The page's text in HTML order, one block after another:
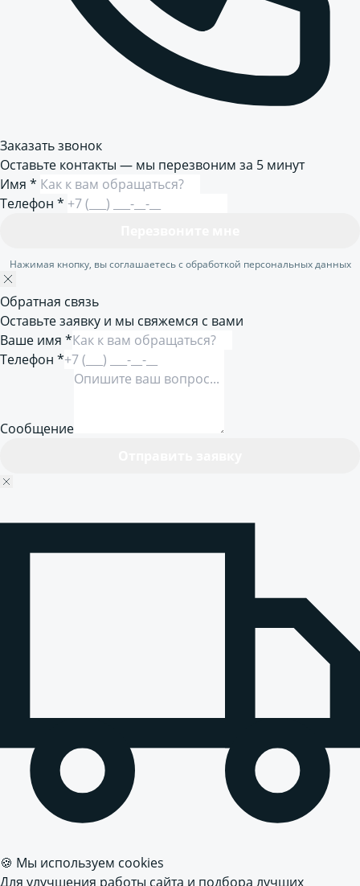
Заказать звонок
Оставьте контакты — мы перезвоним за 5 минут
Имя *
Телефон *
Нажимая кнопку, вы соглашаетесь с обработкой персональных данных
Обратная связь
Оставьте заявку и мы свяжемся с вами
Ваше имя *
Телефон *
Сообщение
🍪 Мы используем cookies
Для улучшения работы сайта и подбора лучших